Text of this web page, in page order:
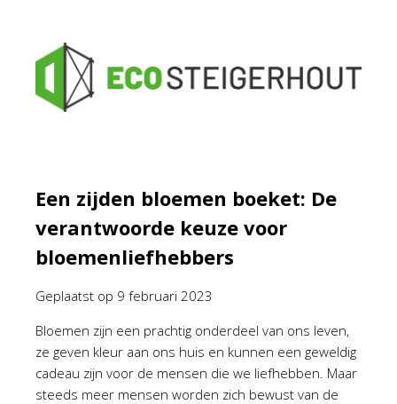
Een zijden bloemen boeket: De
verantwoorde keuze voor
bloemenliefhebbers
Geplaatst op 9 februari 2023
Bloemen zijn een prachtig onderdeel van ons leven,
ze geven kleur aan ons huis en kunnen een geweldig
cadeau zijn voor de mensen die we liefhebben. Maar
steeds meer mensen worden zich bewust van de